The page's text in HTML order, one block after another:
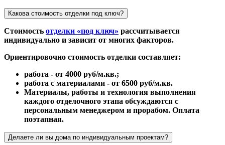
Какова стоимость отделки под ключ?
Стоимость отделки «под ключ» рассчитывается
индивидуально и зависит от многих факторов.
Ориентировочно стоимость отделки составляет:
работа - от 4000 руб/м.кв.;
работа с материалами - от 6500 руб/м.кв.
Материалы, работы и технология выполнения
каждого отделочного этапа обсуждаются с
персональным менеджером и прорабом. Оплата
поэтапная.
Делаете ли вы дома по индивидуальным проектам?